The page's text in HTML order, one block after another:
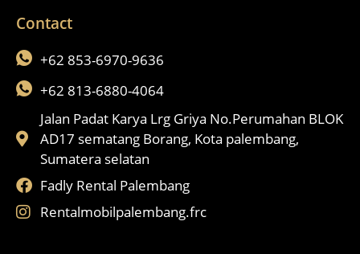
Contact
+62 853-6970-9636
+62 813-6880-4064
Jalan Padat Karya Lrg Griya No.Perumahan BLOK
AD17 sematang Borang, Kota palembang,
Sumatera selatan
Fadly Rental Palembang
Rentalmobilpalembang.frc